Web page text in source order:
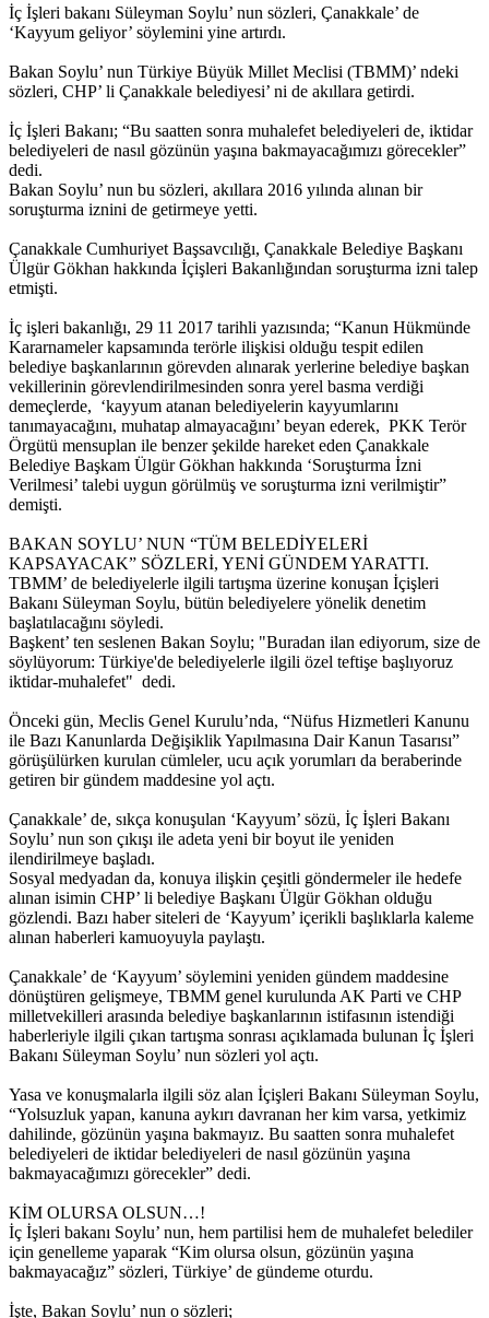
İç İşleri bakanı Süleyman Soylu’ nun sözleri, Çanakkale’ de
‘Kayyum geliyor’ söylemini yine artırdı.
Bakan Soylu’ nun Türkiye Büyük Millet Meclisi (TBMM)’ ndeki
sözleri, CHP’ li Çanakkale belediyesi’ ni de akıllara getirdi.
İç İşleri Bakanı; “Bu saatten sonra muhalefet belediyeleri de, iktidar
belediyeleri de nasıl gözünün yaşına bakmayacağımızı görecekler”
dedi.
Bakan Soylu’ nun bu sözleri, akıllara 2016 yılında alınan bir
soruşturma iznini de getirmeye yetti.
Çanakkale Cumhuriyet Başsavcılığı, Çanakkale Belediye Başkanı
Ülgür Gökhan hakkında İçişleri Bakanlığından soruşturma izni talep
etmişti.
İç işleri bakanlığı, 29 11 2017 tarihli yazısında; “Kanun Hükmünde
Kararnameler kapsamında terörle ilişkisi olduğu tespit edilen
belediye başkanlarının görevden alınarak yerlerine belediye başkan
vekillerinin görevlendirilmesinden sonra yerel basma verdiği
demeçlerde, ‘kayyum atanan belediyelerin kayyumlarını
tanımayacağını, muhatap almayacağını’ beyan ederek, PKK Terör
Örgütü mensuplan ile benzer şekilde hareket eden Çanakkale
Belediye Başkam Ülgür Gökhan hakkında ‘Soruşturma İzni
Verilmesi’ talebi uygun görülmüş ve soruşturma izni verilmiştir”
demişti.
BAKAN SOYLU’ NUN “TÜM BELEDİYELERİ
KAPSAYACAK” SÖZLERİ, YENİ GÜNDEM YARATTI.
TBMM’ de belediyelerle ilgili tartışma üzerine konuşan İçişleri
Bakanı Süleyman Soylu, bütün belediyelere yönelik denetim
başlatılacağını söyledi.
Başkent’ ten seslenen Bakan Soylu; "Buradan ilan ediyorum, size de
söylüyorum: Türkiye'de belediyelerle ilgili özel teftişe başlıyoruz
iktidar-muhalefet" dedi.
Önceki gün, Meclis Genel Kurulu’nda, “Nüfus Hizmetleri Kanunu
ile Bazı Kanunlarda Değişiklik Yapılmasına Dair Kanun Tasarısı”
görüşülürken kurulan cümleler, ucu açık yorumları da beraberinde
getiren bir gündem maddesine yol açtı.
Çanakkale’ de, sıkça konuşulan ‘Kayyum’ sözü, İç İşleri Bakanı
Soylu’ nun son çıkışı ile adeta yeni bir boyut ile yeniden
ilendirilmeye başladı.
Sosyal medyadan da, konuya ilişkin çeşitli göndermeler ile hedefe
alınan isimin CHP’ li belediye Başkanı Ülgür Gökhan olduğu
gözlendi. Bazı haber siteleri de ‘Kayyum’ içerikli başlıklarla kaleme
alınan haberleri kamuoyuyla paylaştı.
Çanakkale’ de ‘Kayyum’ söylemini yeniden gündem maddesine
dönüştüren gelişmeye, TBMM genel kurulunda AK Parti ve CHP
milletvekilleri arasında belediye başkanlarının istifasının istendiği
haberleriyle ilgili çıkan tartışma sonrası açıklamada bulunan İç İşleri
Bakanı Süleyman Soylu’ nun sözleri yol açtı.
Yasa ve konuşmalarla ilgili söz alan İçişleri Bakanı Süleyman Soylu,
“Yolsuzluk yapan, kanuna aykırı davranan her kim varsa, yetkimiz
dahilinde, gözünün yaşına bakmayız. Bu saatten sonra muhalefet
belediyeleri de iktidar belediyeleri de nasıl gözünün yaşına
bakmayacağımızı görecekler” dedi.
KİM OLURSA OLSUN…!
İç İşleri bakanı Soylu’ nun, hem partilisi hem de muhalefet belediler
için genelleme yaparak “Kim olursa olsun, gözünün yaşına
bakmayacağız” sözleri, Türkiye’ de gündeme oturdu.
İşte, Bakan Soylu’ nun o sözleri;